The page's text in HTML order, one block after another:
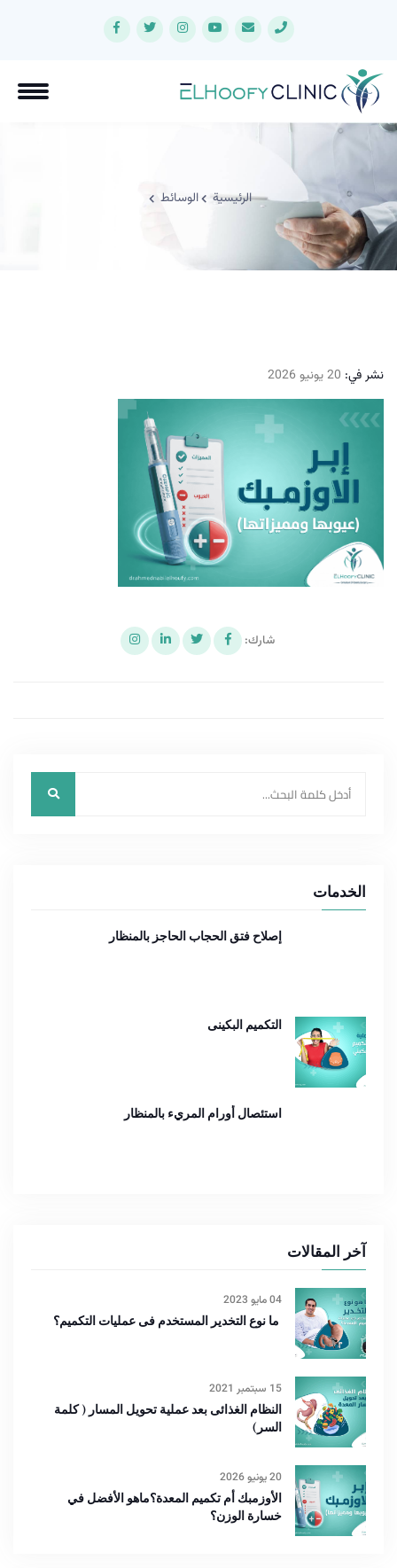
الرئيسية الوسائط
نشر في: 20 يونيو 2026
شارك:
الخدمات
إصلاح فتق الحجاب الحاجز بالمنظار
التكميم البكينى
استئصال أورام المريء بالمنظار
آخر المقالات
04 مايو 2023
ما نوع التخدير المستخدم فى عمليات التكميم؟
15 سبتمبر 2021
النظام الغذائى بعد عملية تحويل المسار ( كلمة
السر)
20 يونيو 2026
الأوزمبك أم تكميم المعدة؟ماهو الأفضل في
خسارة الوزن؟